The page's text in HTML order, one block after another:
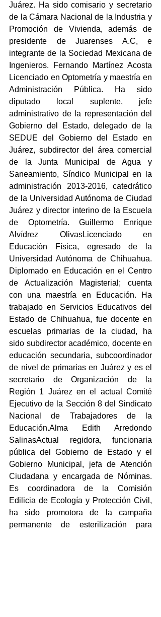
Juárez. Ha sido comisario y secretario
de la Cámara Nacional de la Industria y
Promoción de Vivienda, además de
presidente de Juarenses A.C, e
integrante de la Sociedad Mexicana de
Ingenieros. Fernando Martínez Acosta
Licenciado en Optometría y maestría en
Administración Pública. Ha sido
diputado local suplente, jefe
administrativo de la representación del
Gobierno del Estado, delegado de la
SEDUE del Gobierno del Estado en
Juárez, subdirector del área comercial
de la Junta Municipal de Agua y
Saneamiento, Síndico Municipal en la
administración 2013-2016, catedrático
de la Universidad Autónoma de Ciudad
Juárez y director interino de la Escuela
de Optometría. Guillermo Enrique
Alvídrez OlivasLicenciado en
Educación Física, egresado de la
Universidad Autónoma de Chihuahua.
Diplomado en Educación en el Centro
de Actualización Magisterial; cuenta
con una maestría en Educación. Ha
trabajado en Servicios Educativos del
Estado de Chihuahua, fue docente en
escuelas primarias de la ciudad, ha
sido subdirector académico, docente en
educación secundaria, subcoordinador
de nivel de primarias en Juárez y es el
secretario de Organización de la
Región 1 Juárez en el actual Comité
Ejecutivo de la Sección 8 del Sindicato
Nacional de Trabajadores de la
Educación.Alma Edith Arredondo
SalinasActual regidora, funcionaria
pública del Gobierno de Estado y el
Gobierno Municipal, jefa de Atención
Ciudadana y encargada de Nóminas.
Es coordinadora de la Comisión
Edilicia de Ecología y Protección Civil,
ha sido promotora de la campaña
permanente de esterilización para